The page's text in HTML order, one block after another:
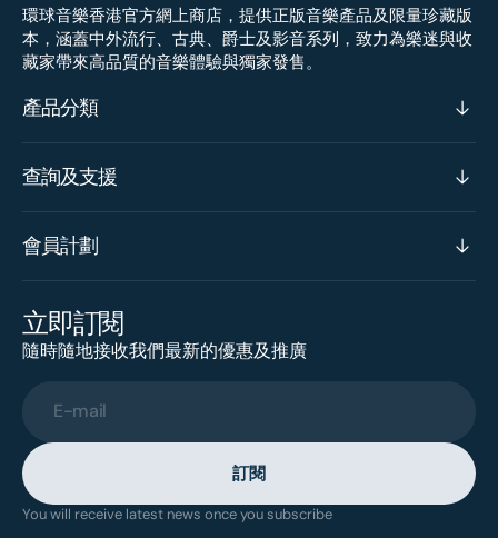
環球音樂香港官方網上商店，提供正版音樂產品及限量珍藏版
本，涵蓋中外流行、古典、爵士及影音系列，致力為樂迷與收
藏家帶來高品質的音樂體驗與獨家發售。
產品分類
查詢及支援
會員計劃
立即訂閱
隨時隨地接收我們最新的優惠及推廣
E-mail
訂閱
You will receive latest news once you subscribe